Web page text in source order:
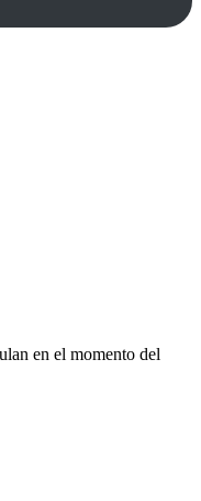
en el momento del